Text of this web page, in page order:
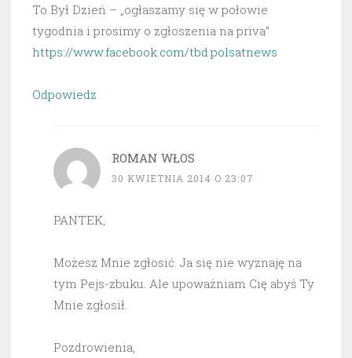
To Był Dzień – „ogłaszamy się w połowie
tygodnia i prosimy o zgłoszenia na priva”
https://www.facebook.com/tbd.polsatnews
Odpowiedz
ROMAN WŁOS
30 KWIETNIA 2014 O 23:07
PANTEK,
Możesz Mnie zgłosić. Ja się nie wyznaję na
tym Pejs-zbuku. Ale upoważniam Cię abyś Ty
Mnie zgłosił.
Pozdrowienia,